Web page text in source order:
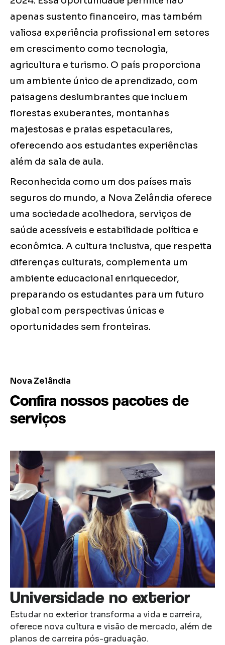
apenas sustento financeiro, mas também
valiosa experiência profissional em setores
em crescimento como tecnologia,
agricultura e turismo. O país proporciona
um ambiente único de aprendizado, com
paisagens deslumbrantes que incluem
florestas exuberantes, montanhas
majestosas e praias espetaculares,
oferecendo aos estudantes experiências
além da sala de aula.
Reconhecida como um dos países mais
seguros do mundo, a Nova Zelândia oferece
uma sociedade acolhedora, serviços de
saúde acessíveis e estabilidade política e
econômica. A cultura inclusiva, que respeita
diferenças culturais, complementa um
ambiente educacional enriquecedor,
preparando os estudantes para um futuro
global com perspectivas únicas e
oportunidades sem fronteiras.
Nova Zelândia
Confira nossos pacotes de
serviços
Universidade no exterior
Estudar no exterior transforma a vida e carreira,
oferece nova cultura e visão de mercado, além de
planos de carreira pós-graduação.